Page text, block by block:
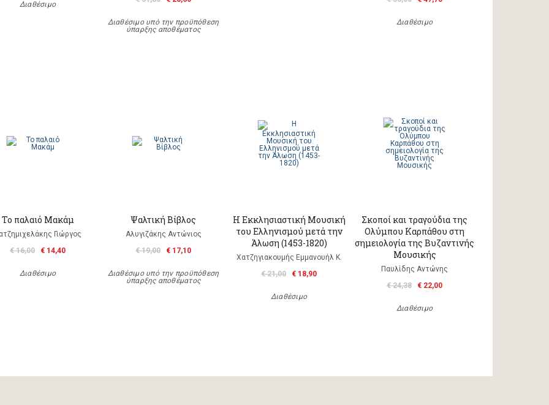
Διαθέσιμο
Διαθέσιμο υπό την προϋπόθεση
ύπαρξης αποθέματος
Διαθέσιμο
Το παλαιό Μακάμ
Γιώργος
€ 16,00
€ 14,40
Διαθέσιμο
Ψαλτική Βίβλος
Αλυγιζάκης Αντώνιος
€ 19,00
€ 17,10
Διαθέσιμο υπό την προϋπόθεση
ύπαρξης αποθέματος
Η Εκκλησιαστική Μουσική
του Ελληνισμού μετά την
Άλωση (1453-1820)
Χατζηγιακουμής Εμμανουήλ Κ.
€ 21,00
€ 18,90
Διαθέσιμο
Σκοποί και τραγούδια της
Ολύμπου Καρπάθου στη
σημειολογία της Βυζαντινής
Μουσικής
Παυλίδης Αντώνης
€ 24,38
€ 22,00
Διαθέσιμο